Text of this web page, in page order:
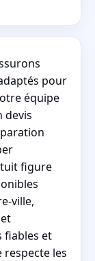
pour
équipe
devis
figure
ville,
fiables et
les